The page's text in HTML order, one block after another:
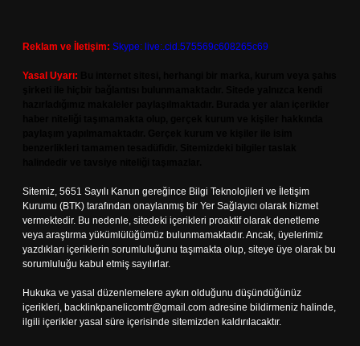
Reklam ve İletişim: Skype: live:.cid.575569c608265c69
Yasal Uyarı:
Sitemiz, 5651 Sayılı Kanun gereğince Bilgi Teknolojileri ve İletişim
Kurumu (BTK) tarafından onaylanmış bir Yer Sağlayıcı olarak hizmet
vermektedir. Bu nedenle, sitedeki içerikleri proaktif olarak denetleme
veya araştırma yükümlülüğümüz bulunmamaktadır. Ancak, üyelerimiz
yazdıkları içeriklerin sorumluluğunu taşımakta olup, siteye üye olarak bu
sorumluluğu kabul etmiş sayılırlar.
Hukuka ve yasal düzenlemelere aykırı olduğunu düşündüğünüz
içerikleri, backlinkpanelicomtr@gmail.com adresine bildirmeniz halinde,
ilgili içerikler yasal süre içerisinde sitemizden kaldırılacaktır.